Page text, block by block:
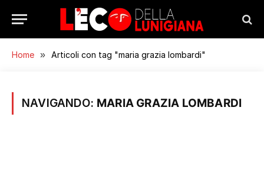
Home » Articoli con tag "maria grazia lombardi"
NAVIGANDO: MARIA GRAZIA LOMBARDI